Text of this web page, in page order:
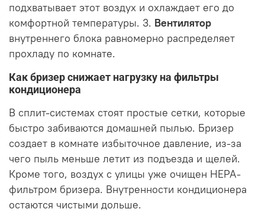
подхватывает этот воздух и охлаждает его до
комфортной температуры. 3. Вентилятор
внутреннего блока равномерно распределяет
прохладу по комнате.
Как бризер снижает нагрузку на фильтры
кондиционера
В сплит-системах стоят простые сетки, которые
быстро забиваются домашней пылью. Бризер
создает в комнате избыточное давление, из-за
чего пыль меньше летит из подъезда и щелей.
Кроме того, воздух с улицы уже очищен HEPA-
фильтром бризера. Внутренности кондиционера
остаются чистыми дольше.